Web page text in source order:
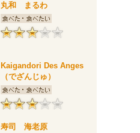
丸和 まるわ
Kaigandori Des Anges
（でざんじゅ）
寿司 海老原